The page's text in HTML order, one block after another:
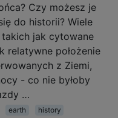
Czy możesz je
do historii? Wiele
jak cytowane
relatywne położenie
z Ziemi,
- co nie byłoby
…
earth history